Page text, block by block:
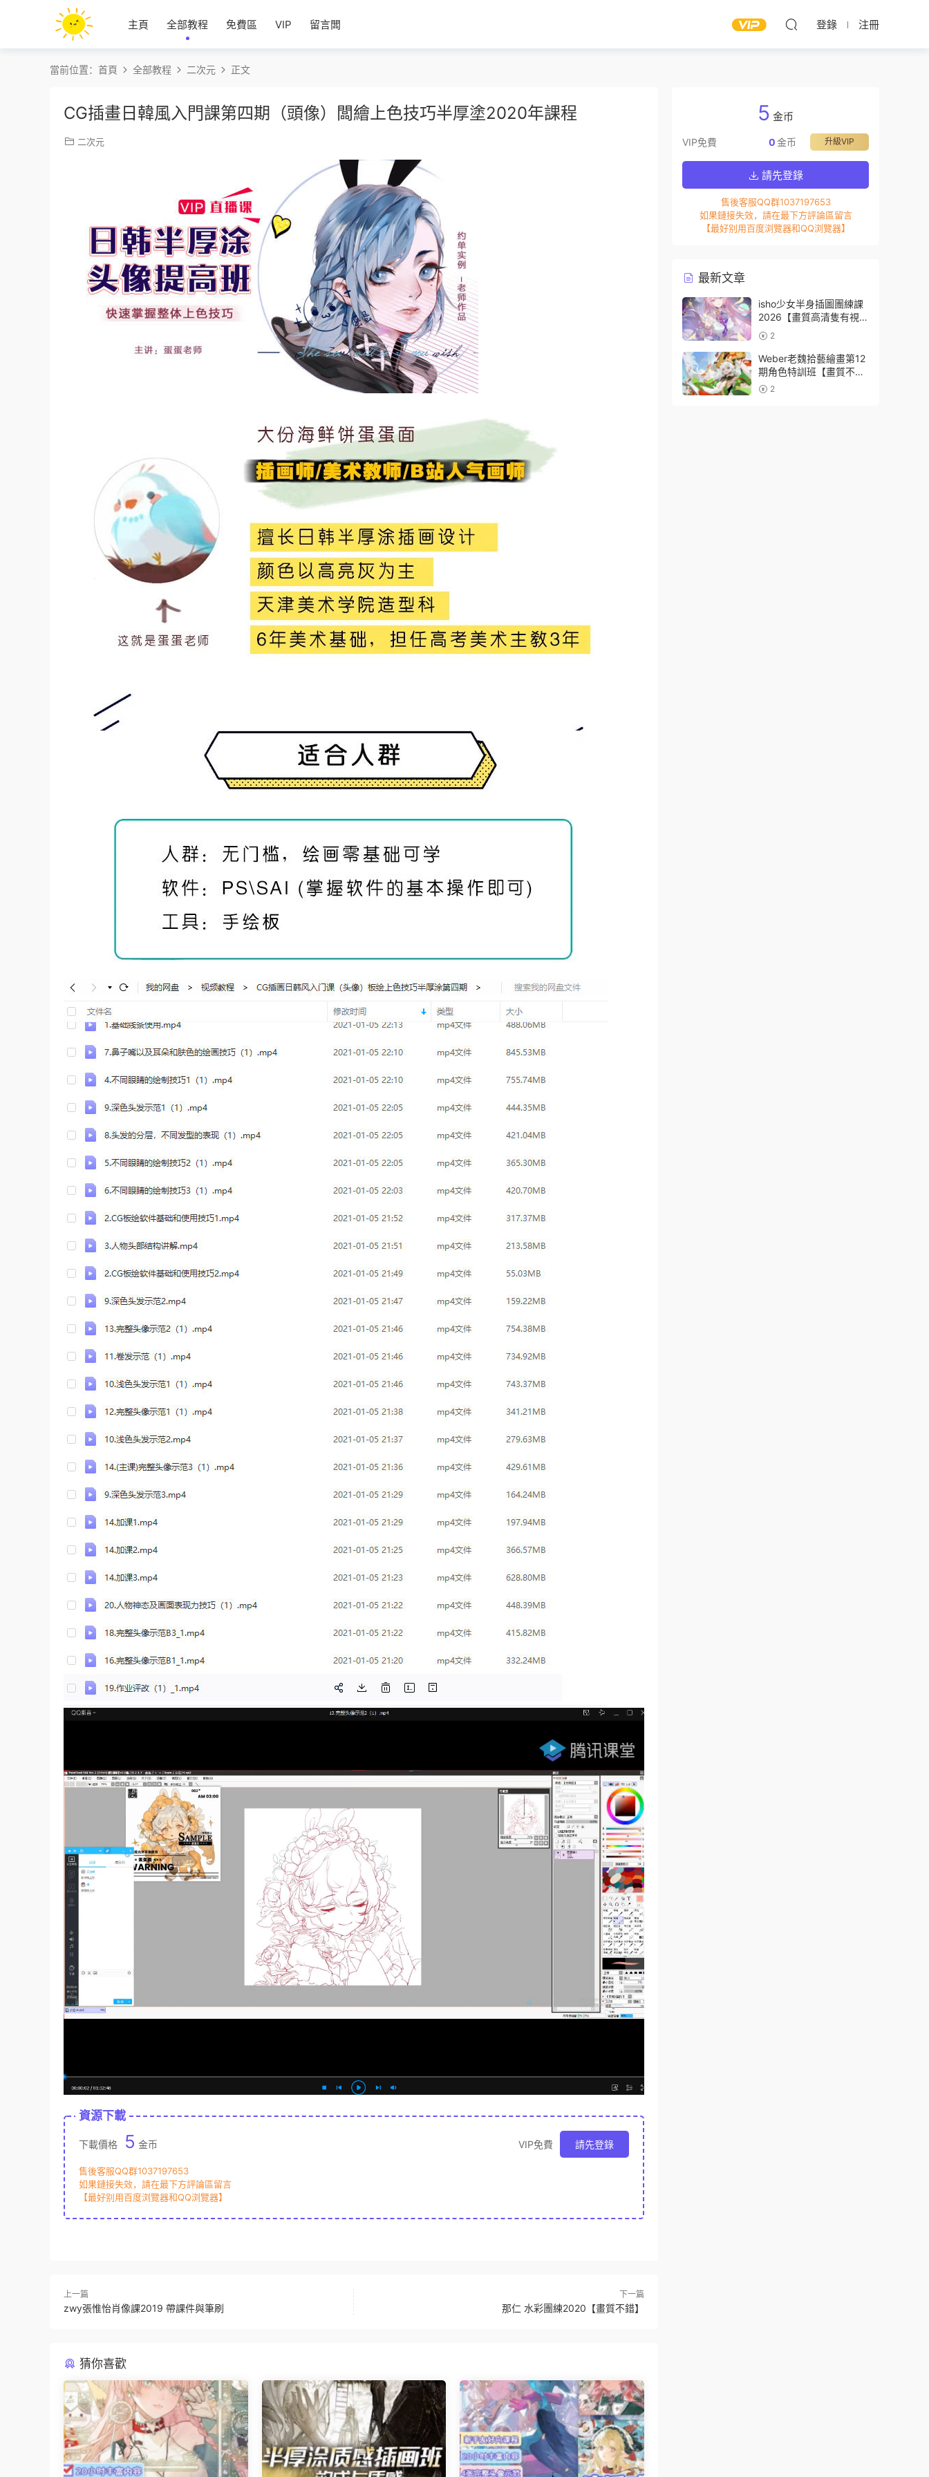
主頁 全部教程 免費區 VIP 留言闆 登錄 注冊
當前位置： 首頁 全部教程 二次元 正文
CG插畫日韓風入門課第四期（頭像）闆繪上色技巧半厚塗2020年課程
二次元
資源下載
下載價格 5 金币 VIP免費 請先登錄
售後客服QQ群1037197653
如果鏈接失效，請在最下方評論區留言
【最好别用百度浏覽器和QQ浏覽器】
上一篇
zwy張惟怡肖像課2019 帶課件與筆刷
下一篇
那仁 水彩團練2020【畫質不錯】
猜你喜歡
5 金币
VIP免費 升級VIP
0金币
請先登錄
售後客服QQ群1037197653
如果鏈接失效，請在最下方評論區留言
【最好别用百度浏覽器和QQ浏覽器】
最新文章
isho少女半身插圖團練課
2026【畫質高清隻有視
頻】2
Weber老魏拾藝繪畫第12
期角色特訓班【畫質不錯
隻有視頻】
2